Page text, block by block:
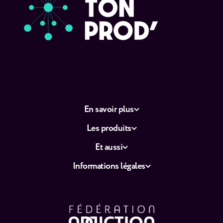
En savoir plus
Les produits
Et aussi
Informations légales